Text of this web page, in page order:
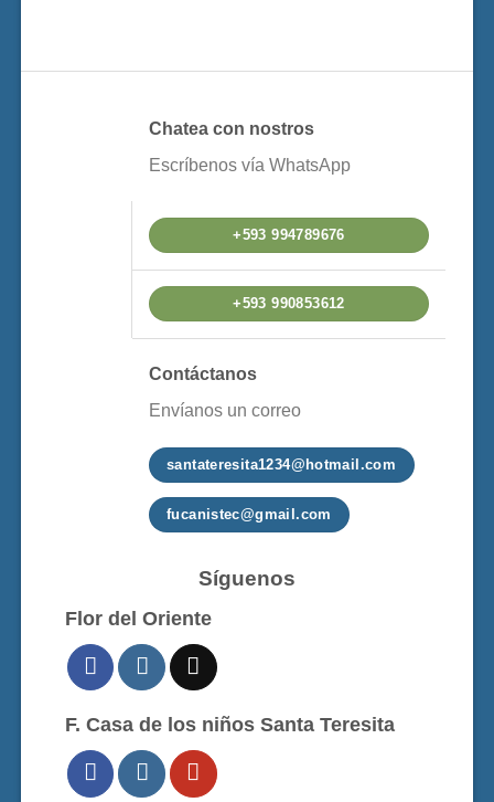
Chatea con nostros
Escríbenos vía WhatsApp
+593 994789676
+593 990853612
Contáctanos
Envíanos un correo
santateresita1234@hotmail.com
fucanistec@gmail.com
Síguenos
Flor del Oriente
F. Casa de los niños Santa Teresita